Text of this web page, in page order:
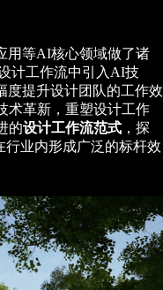
用等AI核心领域做了诸
计工作流中引入AI技
度提升设计团队的工作效
术革新，重塑设计工作
的设计工作流范式 ，探
行业内形成广泛的标杆效